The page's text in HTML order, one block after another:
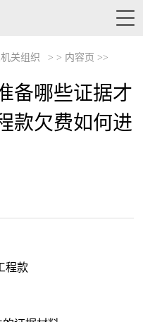
机关组织 > > 内容页 >>
备哪些证据才
款欠费如何进
程款